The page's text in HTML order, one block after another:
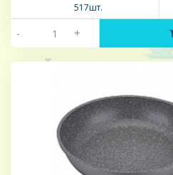
517шт.
- +